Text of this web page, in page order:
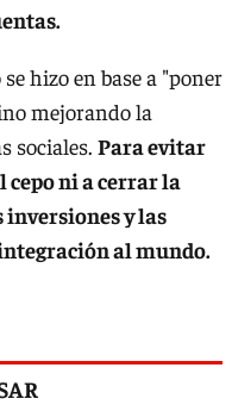
hizo en base a "poner
mejorando la
sociales. Para evitar
cepo ni a cerrar la
y las
al mundo.